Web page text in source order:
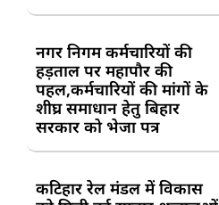
नगर निगम कर्मचारियों की
हड़ताल पर महापौर की
पहल,कर्मचारियों की मांगों के
शीघ्र समाधान हेतु बिहार
सरकार को भेजा पत्र
कटिहार रेल मंडल में विकास